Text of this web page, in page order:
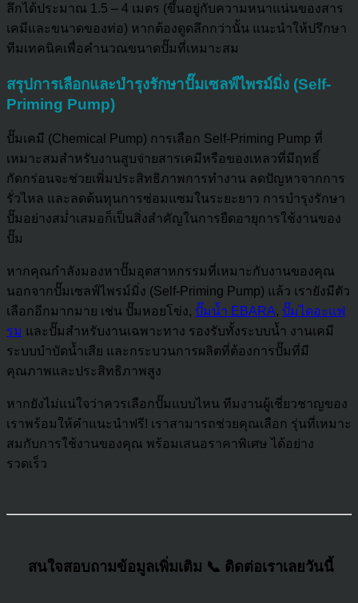
ลึกได้ประมาณ 1.5 – 4 เมตร (ขึ้นอยู่กับความหนาแน่นของสาร
เคมีและขนาดของท่อ) หากต้องดูดลึกกว่านั้น แนะนำให้ปรึกษา
ทีมเทคนิคเพื่อคำนวณขนาดปั๊มที่เหมาะสม
สรุปการเลือกและบำรุงรักษาปั๊มเซลฟ์ไพรม์มิ่ง (Self-
Priming Pump)
ปั๊มเคมี (Chemical Pump) การเลือก Self-Priming Pump ที่
เหมาะสมสำหรับงานสูบจ่ายสารเคมีหรือของเหลวที่มีฤทธิ์
กัดกร่อนจะช่วยเพิ่มประสิทธิภาพการทำงาน ลดปัญหาจากการ
รั่วไหล และลดต้นทุนการซ่อมแซมในระยะยาว การบำรุงรักษา
ปั๊มอย่างสม่ำเสมอก็เป็นสิ่งสำคัญในการยืดอายุการใช้งานของ
ปั๊ม
หากคุณกำลังมองหาปั๊มอุตสาหกรรมที่เหมาะกับงานของคุณ
นอกจากปั๊มเซลฟ์ไพรม์มิ่ง (Self-Priming Pump) แล้ว เรายังมีตัว
เลือกอีกมากมาย เช่น ปั๊มหอยโข่ง, ปั๊มน้ำ EBARA, ปั๊มไดอะแฟ
รม และปั๊มสำหรับงานเฉพาะทาง รองรับทั้งระบบน้ำ งานเคมี
ระบบบำบัดน้ำเสีย และกระบวนการผลิตที่ต้องการปั๊มที่มี
คุณภาพและประสิทธิภาพสูง
หากยังไม่แน่ใจว่าควรเลือกปั๊มแบบไหน ทีมงานผู้เชี่ยวชาญของ
เราพร้อมให้คำแนะนำฟรี! เราสามารถช่วยคุณเลือก รุ่นที่เหมาะ
สมกับการใช้งานของคุณ พร้อมเสนอราคาพิเศษ ได้อย่าง
รวดเร็ว
สนใจสอบถามข้อมูลเพิ่มเติม 📞 ติดต่อเราเลยวันนี้